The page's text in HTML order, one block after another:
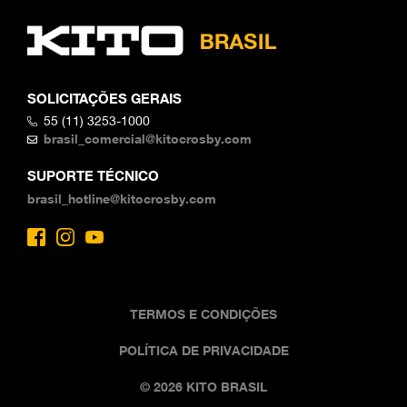
SOLICITAÇÕES GERAIS
55 (11) 3253-1000
brasil_comercial@kitocrosby.com
SUPORTE TÉCNICO
brasil_hotline@kitocrosby.com
© 2026 KITO BRASIL
TERMOS E CONDIÇÕES
POLÍTICA DE PRIVACIDADE